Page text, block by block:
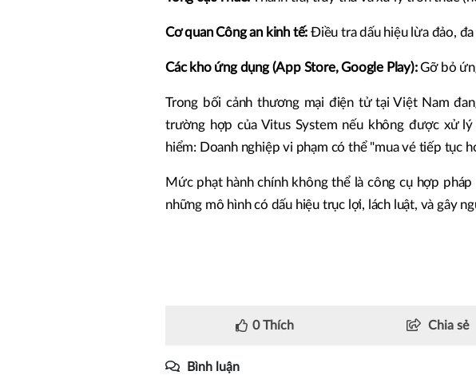
Cơ quan Công an kinh tế: Điều tra dấu hiệu lừa đảo,
Các kho ứng dụng (App Store, Google Play):Gỡ bỏ
Trong bối cảnh thương mại điện tử tại Việt Nam
trường hợp của Vitus System nếu không được xử
hiểm: Doanh nghiệp vi phạm có thể "mua vé tiếp tục
Mức phạt hành chính không thể là công cụ hợp
những mô hình có dấu hiệu trục lợi, lách luật, và gây
0Thích Chia sẻ
Bình luận